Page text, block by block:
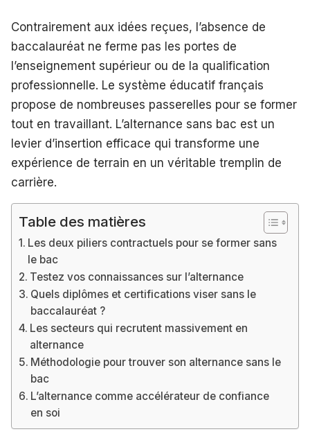
Contrairement aux idées reçues, l’absence de
baccalauréat ne ferme pas les portes de
l’enseignement supérieur ou de la qualification
professionnelle. Le système éducatif français
propose de nombreuses passerelles pour se former
tout en travaillant. L’alternance sans bac est un
levier d’insertion efficace qui transforme une
expérience de terrain en un véritable tremplin de
carrière.
Table des matières
Les deux piliers contractuels pour se former sans
le bac
Testez vos connaissances sur l’alternance
Quels diplômes et certifications viser sans le
baccalauréat ?
Les secteurs qui recrutent massivement en
alternance
Méthodologie pour trouver son alternance sans le
bac
L’alternance comme accélérateur de confiance
en soi